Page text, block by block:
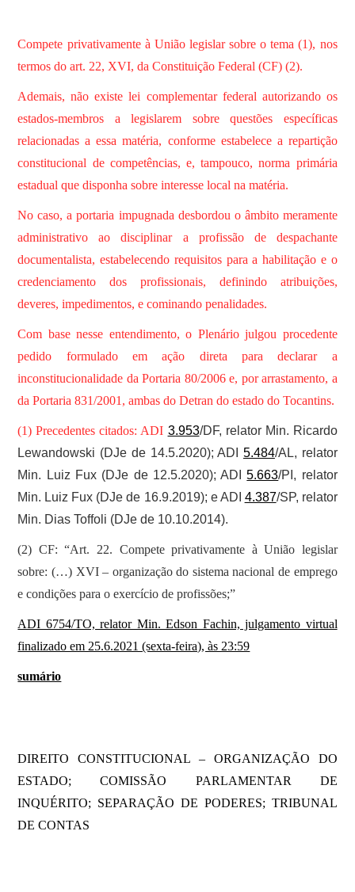
Compete privativamente à União legislar sobre o tema (1), nos
termos do art. 22, XVI, da Constituição Federal (CF) (2).
Ademais, não existe lei complementar federal autorizando os
estados-membros a legislarem sobre questões específicas
relacionadas a essa matéria, conforme estabelece a repartição
constitucional de competências, e, tampouco, norma primária
estadual que disponha sobre interesse local na matéria.
No caso, a portaria impugnada desbordou o âmbito meramente
administrativo ao disciplinar a profissão de despachante
documentalista, estabelecendo requisitos para a habilitação e o
credenciamento dos profissionais, definindo atribuições,
deveres, impedimentos, e cominando penalidades.
Com base nesse entendimento, o Plenário julgou procedente
pedido formulado em ação direta para declarar a
inconstitucionalidade da Portaria 80/2006 e, por arrastamento, a
da Portaria 831/2001, ambas do Detran do estado do Tocantins.
(1) Precedentes citados: ADI 3.953/DF, relator Min. Ricardo
Lewandowski (DJe de 14.5.2020); ADI 5.484/AL, relator
Min. Luiz Fux (DJe de 12.5.2020); ADI5.663/PI, relator
Min. Luiz Fux (DJe de 16.9.2019); e ADI 4.387/SP, relator
Min. Dias Toffoli (DJe de 10.10.2014).
(2) CF: “Art. 22. Compete privativamente à União legislar
sobre: (…) XVI – organização do sistema nacional de emprego
e condições para o exercício de profissões;”
ADI 6754/TO, relator Min. Edson Fachin, julgamento virtual
finalizado em 25.6.2021 (sexta-feira), às 23:59
sumário
DIREITO CONSTITUCIONAL – ORGANIZAÇÃO DO
ESTADO; COMISSÃO PARLAMENTAR DE
INQUÉRITO; SEPARAÇÃO DE PODERES; TRIBUNAL
DE CONTAS